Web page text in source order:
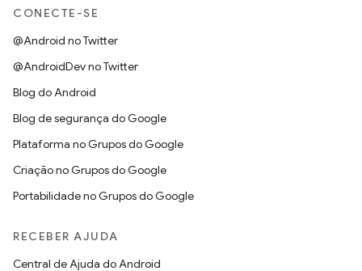
CONECTE-SE
@Android no Twitter
@AndroidDev no Twitter
Blog do Android
Blog de segurança do Google
Plataforma no Grupos do Google
Criação no Grupos do Google
Portabilidade no Grupos do Google
RECEBER AJUDA
Central de Ajuda do Android